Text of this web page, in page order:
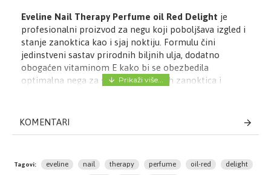
Eveline Nail Therapy Perfume oil Red Delight je
profesionalni proizvod za negu koji poboljšava izgled i
stanje zanoktica kao i sjaj noktiju. Formulu čini
jedinstveni sastav prirodnih biljnih ulja, dodatno
obogaćen vitaminom E kako bi se obezbedila
optimalna nega za sušenje oštećenih zanoktica i
glatki i pravilno negovani. Primena ulja je olakšana
Način upotrebe:Naneti proizvod pomoću pipete i
KOMENTARI
Tagovi: eveline nail therapy perfume oil-red
delight